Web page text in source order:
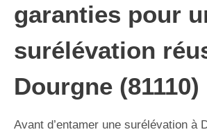
garanties pour
surélévation
Dourgne (81110)
Avant d’entamer une surélévation à